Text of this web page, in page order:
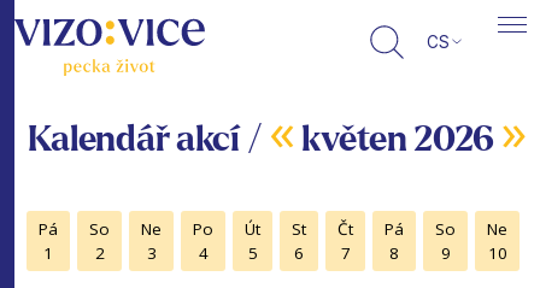
CS
Kalendář akcí / « květen 2026 »
Pá
1
So
2
Ne
3
Po
4
Út
5
St
6
Čt
7
Pá
8
So
9
Ne
10